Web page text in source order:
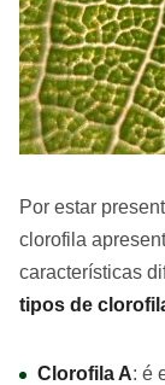
Por estar
clorofila
características
tipos de
Clorofila A: é